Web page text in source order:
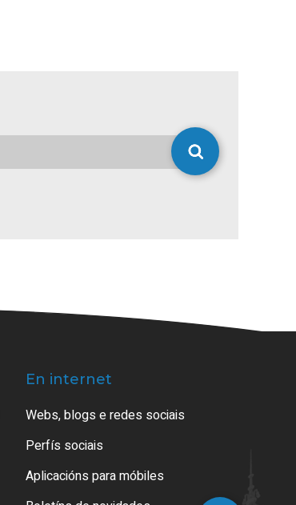
En internet
Webs, blogs e redes sociais
Perfís sociais
Aplicacións para móbiles